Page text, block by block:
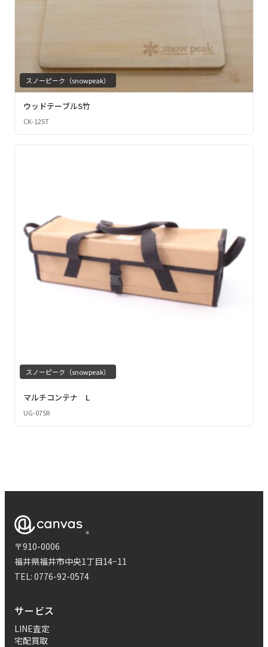
スノーピーク（snowpeak）
ウッドテーブルS竹
CK-125T
スノーピーク（snowpeak）
マルチコンテナ L
UG-075R
〒910-0006
福井県福井市中央1丁目14−11
TEL: 0776-92-0574
サービス
LINE査定
宅配買取